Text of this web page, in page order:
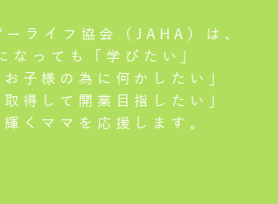
ーライフ協会（JAHA）は、
なっても「学びたい」
お子様の為に何かしたい」
取得して開業目指したい」
輝くママを応援します。